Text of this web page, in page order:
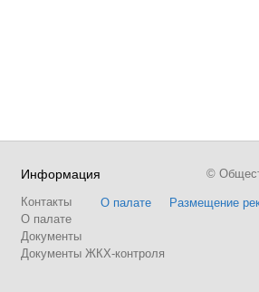
Информация
Контакты
О палате
Документы
Документы ЖКХ-контроля
О палате Размещение
©